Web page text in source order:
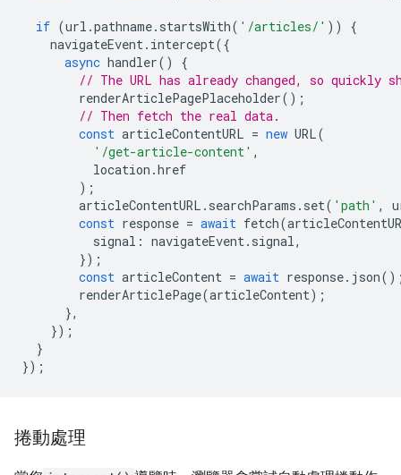
if (url .pathname. startsWith( '/articles/' ))
{
navigateEvent. intercept({
async handler()
{
// The URL has already changed, so quickly
renderArticlePagePlaceholder();
// Then fetch the real data.
const articleContentURL = new URL(
'/get-article-content' ,
location .href
);
articleContentURL . searchParams . set( 'path' ,
const response = await fetch(
signal : navigateEvent. signal,
});
const articleContent = await response. json
renderArticlePage(articleContent);
},
});
}
});
捲動處理